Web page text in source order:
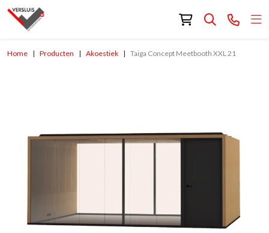
Home Producten Akoestiek Taiga Concept Meetbooth XXL 21